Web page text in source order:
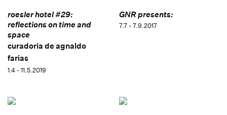
roesler hotel #29:
reflections on time and
space
curadoria de agnaldo
farias
1.4 - 11.5.2019
GNR presents:
7.7 - 7.9.2017